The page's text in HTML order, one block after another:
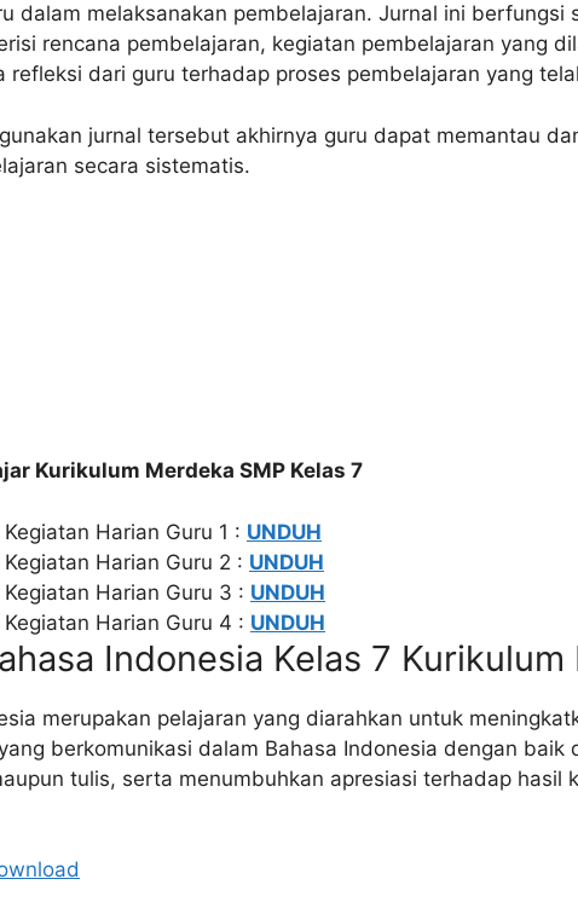
dalam melaksanakan pembelajaran. Jurnal ini berfungsi
rencana pembelajaran, kegiatan pembelajaran yang
refleksi dari guru terhadap proses pembelajaran yang
jurnal tersebut akhirnya guru dapat memantau
secara sistematis.
Kurikulum Merdeka SMP Kelas 7
Harian Guru 1 : UNDUH
Harian Guru 2 : UNDUH
Harian Guru 3 : UNDUH
Harian Guru 4 : UNDUH
Indonesia Kelas 7
merupakan pelajaran yang diarahkan untuk
berkomunikasi dalam Bahasa Indonesia dengan baik
tulis, serta menumbuhkan apresiasi terhadap hasil